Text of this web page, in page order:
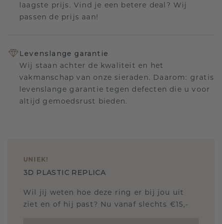
laagste prijs. Vind je een betere deal? Wij
passen de prijs aan!
Levenslange garantie
Wij staan achter de kwaliteit en het
vakmanschap van onze sieraden. Daarom: gratis
levenslange garantie tegen defecten die u voor
altijd gemoedsrust bieden.
UNIEK!
3D PLASTIC REPLICA
Wil jij weten hoe deze ring er bij jou uit
ziet en of hij past? Nu vanaf slechts €15,-